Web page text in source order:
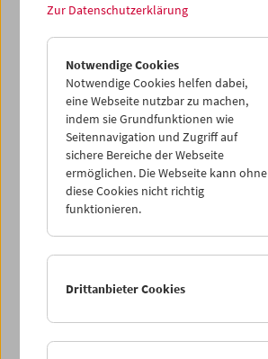
Mo 21.6.
Di 22.6.
Mi 23.6.
Do 24.6.
Sa 26.6.
Zur Datenschutzerklärung
Notwendige Cookies
Notwendige Cookies helfen dabei,
eine Webseite nutzbar zu machen,
indem sie Grundfunktionen wie
Seitennavigation und Zugriff auf
sichere Bereiche der Webseite
ermöglichen. Die Webseite kann ohne
diese Cookies nicht richtig
funktionieren.
Drittanbieter Cookies